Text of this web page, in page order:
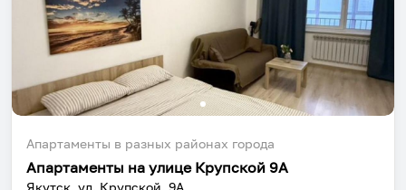
Апартаменты в разных районах города
Апартаменты на улице Крупской 9А